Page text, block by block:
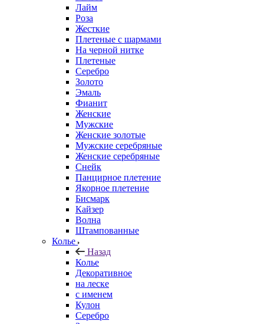
Лайм
Роза
Жесткие
Плетеные с шармами
На черной нитке
Плетеные
Серебро
Золото
Эмаль
Фианит
Женские
Мужские
Женские золотые
Мужские серебряные
Женские серебряные
Снейк
Панцирное плетение
Якорное плетение
Бисмарк
Кайзер
Волна
Штампованные
Колье
Назад
Колье
Декоративное
на леске
с именем
Кулон
Серебро